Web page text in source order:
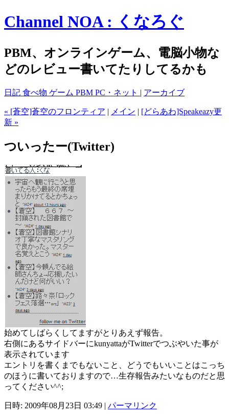
Channel NOA : くなろぐ
PBM、オンラインゲーム、電脳小物な
どのレビュー書いてたりしてるかも
日記 食べ物 ゲーム PBM PC・ネット | アーカイブ
« [蒼空]蒼空のフロンティア | メイン | [どらあわ]Speakeazy更
新 »
ついったー(Twitter)
始めてしばらくしてますがとりあえず報告。
右側にあるサイドバーにkunyattaがTwitterでつぶやいた事が
表示されています
エントリを書くまでもないこと、どうでもいいことはこっち
のほうに書いておりますので…生存報告みたいなものだと思
ってください^^;
日時: 2009年08月23日 03:49 | パーマリンク